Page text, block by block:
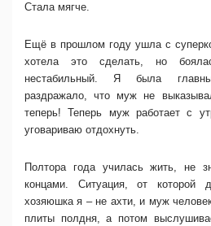
Стала мягче.
Ещё в прошлом году ушла с
хотела это сделать, но
нестабильный. Я была
раздражало, что муж не
теперь! Теперь муж работает с
уговариваю отдохнуть.
Полтора года училась жить, не
концами. Ситуация, от
хозяюшка я – не ахти, и муж
плиты полдня, а потом